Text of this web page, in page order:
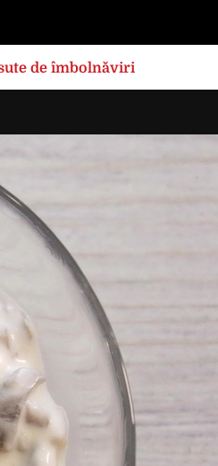
de îmbolnăviri